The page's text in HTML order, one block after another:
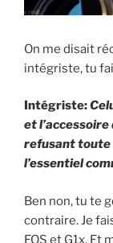
On me disait
intégriste, tu
Intégriste:
et l’accessoire
refusant toute
l’essentiel
Ben non, tu te
contraire. Je
EOS et G1x. Et